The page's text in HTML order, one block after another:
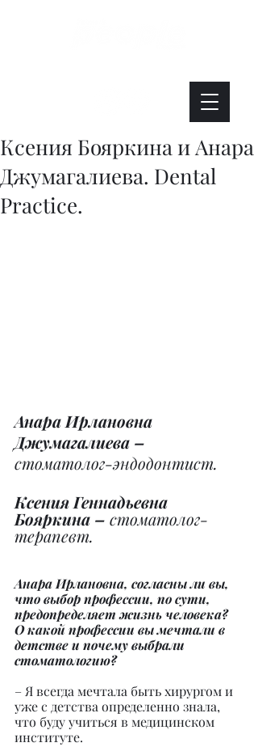
Ксения Бояркина и Анара
Джумагалиева. Dental
Practice.
Анара Ирлановна
Джумагалиева –
стоматолог-эндодонтист.
Ксения Геннадьевна
Бояркина – стоматолог-
терапевт.
Анара Ирлановна, согласны ли вы,
что выбор профессии, по сути,
предопределяет жизнь человека?
О какой профессии вы мечтали в
детстве и почему выбрали
стоматологию?
– Я всегда мечтала быть хирургом и
уже с детства определенно знала,
что буду учиться в медицинском
институте.